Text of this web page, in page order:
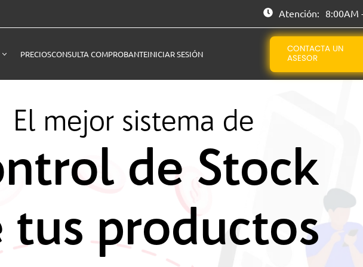
Atención: 8:00AM
PRECIOSCONSULTA COMPROBANTEINICIAR SESIÓN CONTACTA UN
ASESOR
El mejor sistema de
de Stock
tus productos